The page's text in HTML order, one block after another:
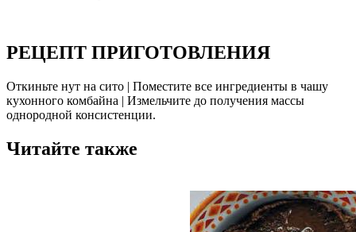
РЕЦЕПТ ПРИГОТОВЛЕНИЯ
Откиньте нут на сито | Поместите все ингредиенты в чашу
кухонного комбайна | Измельчите до получения массы
однородной консистенции.
Читайте также